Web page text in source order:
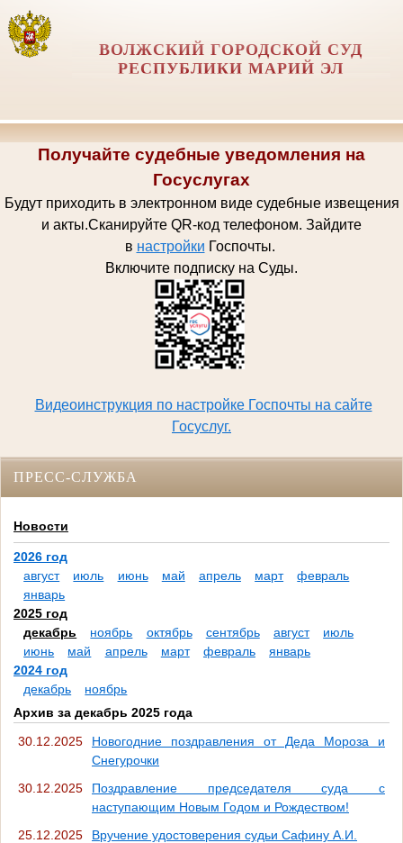
ВОЛЖСКИЙ ГОРОДСКОЙ СУД
РЕСПУБЛИКИ МАРИЙ ЭЛ
Получайте судебные уведомления на
Госуслугах
Будут приходить в электронном виде судебные извещения
и акты.Сканируйте QR-код телефоном. Зайдите
в настройки Госпочты.
Включите подписку на Суды.
Видеоинструкция по настройке Госпочты на сайте
Госуслуг.
ПРЕСС-СЛУЖБА
Новости
2026 год
август
июль июнь май апрель март
февраль
январь
2025 год
декабрь
ноябрь октябрь сентябрь август
июль
июнь
май апрель март февраль
январь
2024 год
декабрь
ноябрь
Архив за декабрь 2025 года
30.12.2025
Новогодние поздравления от Деда Мороза и
Снегурочки
30.12.2025
Поздравление председателя суда с
наступающим Новым Годом и Рождеством!
25.12.2025
Вручение удостоверения судьи Сафину А.И.